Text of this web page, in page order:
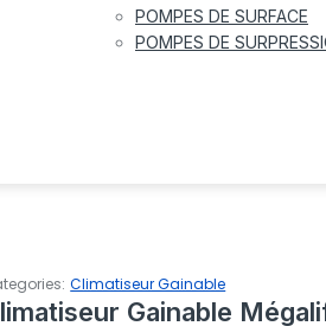
POMPES DE SURFACE
POMPES DE
Climatiseur Gainable
Gainable